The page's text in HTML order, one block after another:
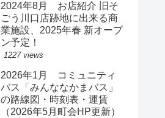
2024年8月 お店紹介 旧そ
ごう川口店跡地に出来る商
業施設、2025年春 新オープ
ン予定！
1227 views
2026年1月 コミュニティ
バス「みんななかまバス」
の路線図・時刻表・運賃
（2026年5月町会HP更新）